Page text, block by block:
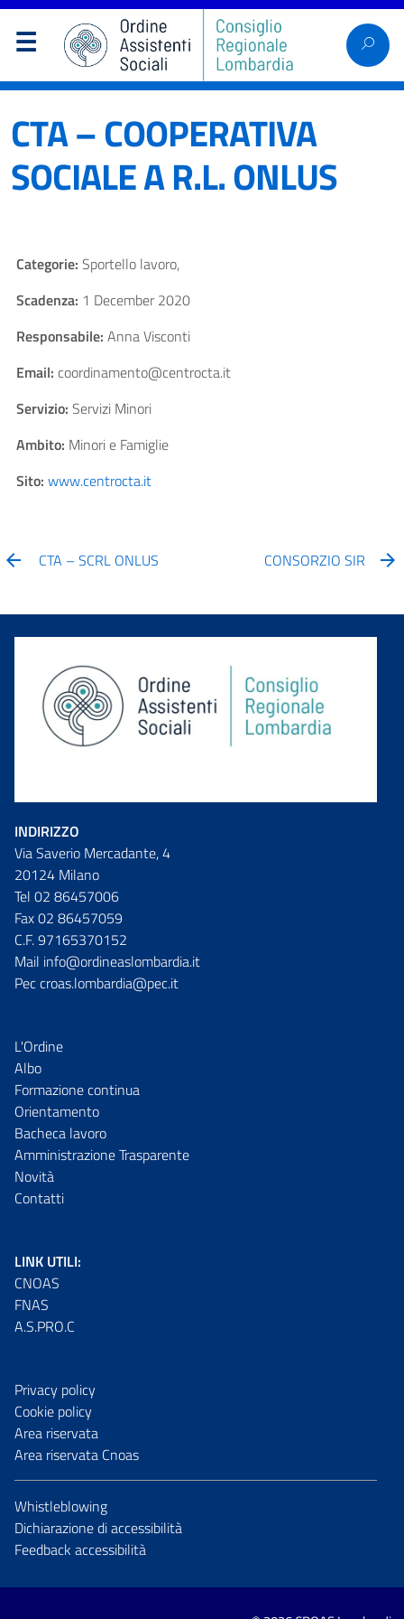
CTA – COOPERATIVA
SOCIALE A R.L. ONLUS
Categorie: Sportello lavoro,
Scadenza: 1 December 2020
Responsabile: Anna Visconti
Email: coordinamento@centrocta.it
Servizio: Servizi Minori
Ambito: Minori e Famiglie
Sito: www.centrocta.it
CTA – SCRL ONLUS CONSORZIO SIR
INDIRIZZO
Via Saverio Mercadante, 4
20124 Milano
Tel 02 86457006
Fax 02 86457059
C.F. 97165370152
Mail info@ordineaslombardia.it
Pec croas.lombardia@pec.it
L'Ordine
Albo
Formazione continua
Orientamento
Bacheca lavoro
Amministrazione Trasparente
Novità
Contatti
LINK UTILI:
CNOAS
FNAS
A.S.PRO.C
Privacy policy
Cookie policy
Area riservata
Area riservata Cnoas
Whistleblowing
Dichiarazione di accessibilità
Feedback accessibilità